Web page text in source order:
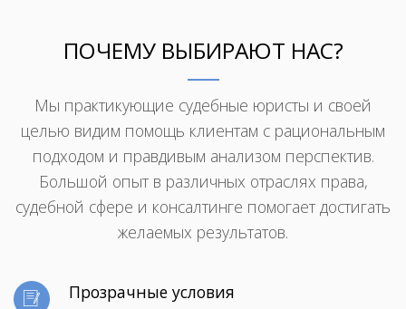
ПОЧЕМУ ВЫБИРАЮТ НАС?
Мы практикующие судебные юристы и своей
целью видим помощь клиентам с рациональным
подходом и правдивым анализом перспектив.
Большой опыт в различных отраслях права,
судебной сфере и консалтинге помогает достигать
желаемых результатов.
Прозрачные условия